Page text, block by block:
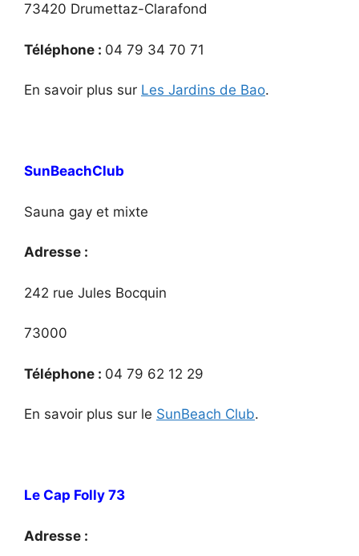
73420 Drumettaz-Clarafond
Téléphone : 04 79 34 70 71
En savoir plus sur Les Jardins de Bao.
SunBeachClub
Sauna gay et mixte
Adresse :
242 rue Jules Bocquin
73000
Téléphone : 04 79 62 12 29
En savoir plus sur le SunBeach Club.
Le Cap Folly 73
Adresse :